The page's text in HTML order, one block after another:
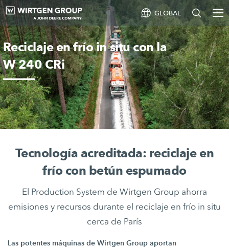
GLOBAL
Reciclaje en frío in situ con la
W 240 CRi
Tecnología acreditada: reciclaje en
frío con betún espumado
El Production System de Wirtgen Group ahorra
emisiones y recursos durante el reciclaje en frío in situ
cerca de París
Las potentes máquinas deWirtgen Group aportan